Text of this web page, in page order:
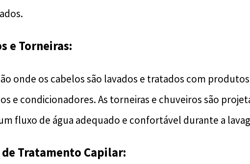
e Torneiras:
onde os cabelos são lavados e tratados com
e condicionadores. As torneiras e chuveiros são
fluxo de água adequado e confortável durante a
Tratamento Capilar: